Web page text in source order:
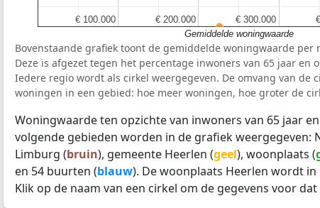
€ 100.000
€ 100.000 € 200.000
€ 200.000 € 300.000
€ 300.000
Gemiddelde woningwaarde
Bovenstaande grafiek toont de gemiddelde woningwaarde per
Deze is afgezet tegen het percentage inwoners van 65 jaar en
Iedere regio wordt als cirkel weergegeven. De omvang van de
woningen in een gebied: hoe meer woningen, hoe groter de
Woningwaarde ten opzichte van inwoners van 65 jaar
volgende gebieden worden in de grafiek weergegeven:
Limburg (bruin), gemeente Heerlen (geel), woonplaats (
en 54 buurten (blauw). De woonplaats Heerlen wordt in
Klik op de naam van een cirkel om de gegevens voor